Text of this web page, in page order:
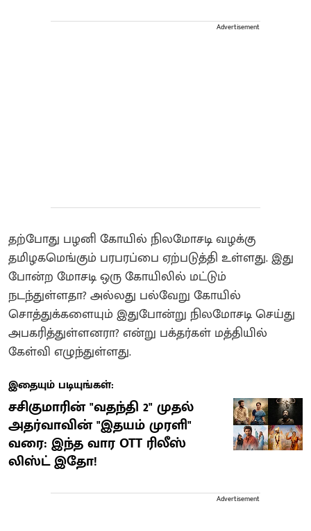
Advertisement
தற்போது பழனி கோயில் நிலமோசடி வழக்கு
தமிழகமெங்கும் பரபரப்பை ஏற்படுத்தி உள்ளது. இது
போன்ற மோசடி ஒரு கோயிலில் மட்டும்
நடந்துள்ளதா? அல்லது பல்வேறு கோயில்
சொத்துக்களையும் இதுபோன்று நிலமோசடி செய்து
அபகரித்துள்ளனரா? என்று பக்தர்கள் மத்தியில்
கேள்வி எழுந்துள்ளது.
இதையும் படியுங்கள்:
சசிகுமாரின் "வதந்தி 2" முதல்
அதர்வாவின் "இதயம் முரளி"
வரை: இந்த வார OTT ரிலீஸ்
லிஸ்ட் இதோ!
Advertisement